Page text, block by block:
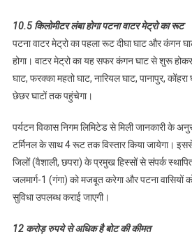
10.5 किलोमीटर लंबा होगा पटना वाटर मेट्रो का रूट
पटना वाटर मेट्रो का पहला रूट दीघा घाट और कंगन
होगा। वाटर मेट्रो का यह सफर कंगन घाट से शुरू होकर
घाट, फरक्का महतो घाट, नारियल घाट, पानापुर,
छेछर घाटों तक पहुंचेगा।
पर्यटन विकास निगम लिमिटेड से मिली जानकारी के
टर्मिनल के साथ 4 रूट तक विस्तार किया जायेगा।
जिलों (वैशाली, छपरा) के प्रमुख हिस्सों से संपर्क
जलमार्ग-1 (गंगा) को मजबूत करेगा और पटना वासियों
सुविधा उपलब्ध कराई जाएगी।
12 करोड़ रुपये से अधिक है बोट की कीमत